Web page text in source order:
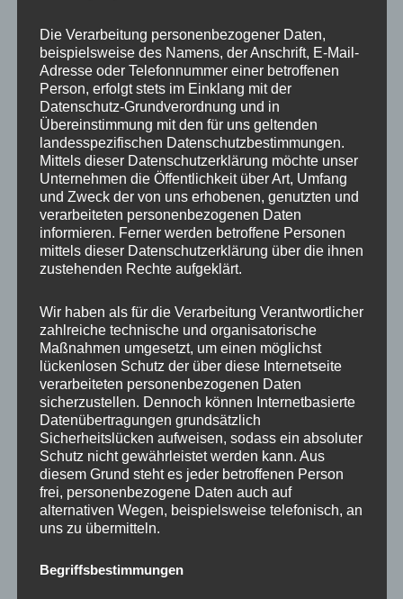
Lochzahl
Mittellochbohrung 74,1 mm
Nabenbohrung 74.1
PCD 108 mm
Traglast 980
Ähnliche Produkte
CONCAVER CVR1
19×8,5 ET35 5×120
Carbon Graphite
450,00€ *
Bewertet
mit
CONCAVER CVR1
19×8,5 ET35 5×112
Brushed Bronze
Die Verarbeitung personenbezogener Daten,
beispielsweise des Namens, der Anschrift, E-Mail-
Adresse oder Telefonnummer einer betroffenen
Person, erfolgt stets im Einklang mit der
Datenschutz-Grundverordnung und in
Übereinstimmung mit den für uns geltenden
landesspezifischen Datenschutzbestimmungen.
Mittels dieser Datenschutzerklärung möchte unser
Unternehmen die Öffentlichkeit über Art, Umfang
und Zweck der von uns erhobenen, genutzten und
verarbeiteten personenbezogenen Daten
informieren. Ferner werden betroffene Personen
mittels dieser Datenschutzerklärung über die ihnen
zustehenden Rechte aufgeklärt.
Wir haben als für die Verarbeitung Verantwortlicher
zahlreiche technische und organisatorische
Maßnahmen umgesetzt, um einen möglichst
lückenlosen Schutz der über diese Internetseite
verarbeiteten personenbezogenen Daten
sicherzustellen. Dennoch können Internetbasierte
Datenübertragungen grundsätzlich
Sicherheitslücken aufweisen, sodass ein absoluter
Schutz nicht gewährleistet werden kann. Aus
diesem Grund steht es jeder betroffenen Person
frei, personenbezogene Daten auch auf
alternativen Wegen, beispielsweise telefonisch, an
uns zu übermitteln.
Begriffsbestimmungen